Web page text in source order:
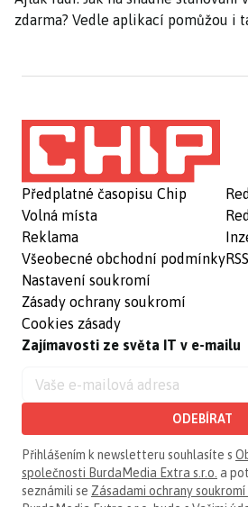
zdarma? Vedle aplikací pomůžou i
Předplatné časopisu Chip
Volná místa
Reklama
Všeobecné obchodní podmínky
Nastavení soukromí
Zásady ochrany soukromí
Cookies zásady
RSS
Zajímavosti ze světa IT v e-mailu
ODEBÍRAT
Přihlášením k newsletteru souhlasíte s
společnosti BurdaMedia Extra s.r.o. a
seznámili se Zásadami ochrany